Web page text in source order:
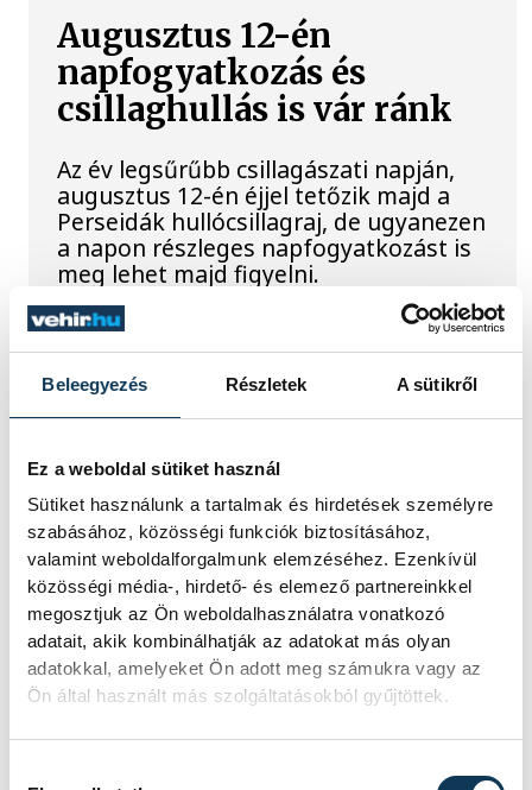
Beleegyezés Részletek A sütikről
Ez a weboldal sütiket használ
Sütiket használunk a tartalmak és hirdetések személyre
szabásához, közösségi funkciók biztosításához,
valamint weboldalforgalmunk elemzéséhez. Ezenkívül
közösségi média-, hirdető- és elemező partnereinkkel
megosztjuk az Ön weboldalhasználatra vonatkozó
adatait, akik kombinálhatják az adatokat más olyan
adatokkal, amelyeket Ön adott meg számukra vagy az
Ön által használt más szolgáltatásokból gyűjtöttek.
Augusztus 12-én
napfogyatkozás és
csillaghullás is vár ránk
Az év legsűrűbb csillagászati napján,
augusztus 12-én éjjel tetőzik majd a
Perseidák hullócsillagraj, de ugyanezen
a napon részleges napfogyatkozást is
meg lehet majd figyelni.
Lekapcsolják Veszprém
díszkivilágítását, elzárják
A kormány energiatakarékossági
felhívásához csatlakozva Veszprém
városa és Veszprémi Főegyházmegye
is lekapcsolta a veszprémi épületek és
nevezetességek díszkivilágítását.
Mi történik a
balatonalmádi